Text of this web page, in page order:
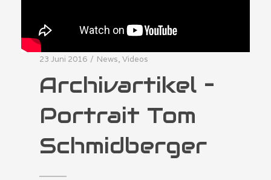
23 Juni 2016 / News, Videos
Archivartikel –
Portrait Tom
Schmidberger